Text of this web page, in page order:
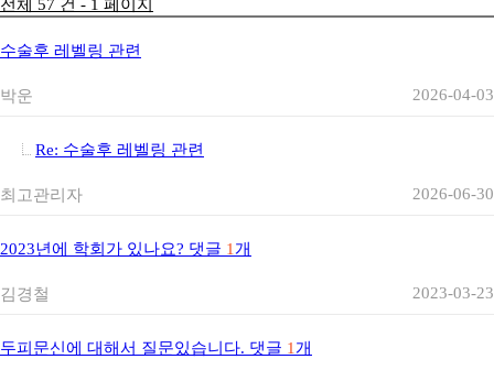
전체 57 건 - 1 페이지
수술후 레벨링 관련
박운 2026-04-03
Re: 수술후 레벨링 관련
최고관리자 2026-06-30
2023년에 학회가 있나요? 댓글 1 개
김경철 2023-03-23
두피문신에 대해서 질문있습니다. 댓글 1 개